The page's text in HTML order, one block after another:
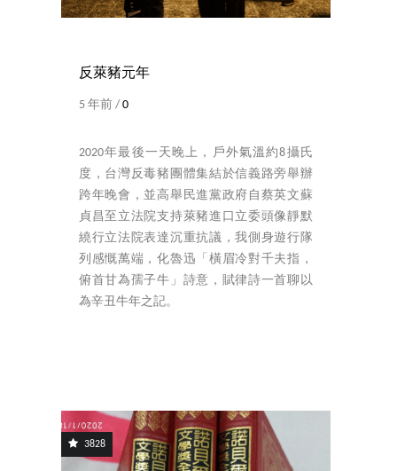
反萊豬元年
5 年前 / 0
2020年最後一天晚上，戶外氣溫約8攝氏
度，台灣反毒豬團體集結於信義路旁舉辦
跨年晚會，並高舉民進黨政府自蔡英文蘇
貞昌至立法院支持萊豬進口立委頭像靜默
繞行立法院表達沉重抗議，我側身遊行隊
列感慨萬端，化魯迅「橫眉冷對千夫指，
俯首甘為孺子牛」詩意，賦律詩一首聊以
為辛丑牛年之記。
3828